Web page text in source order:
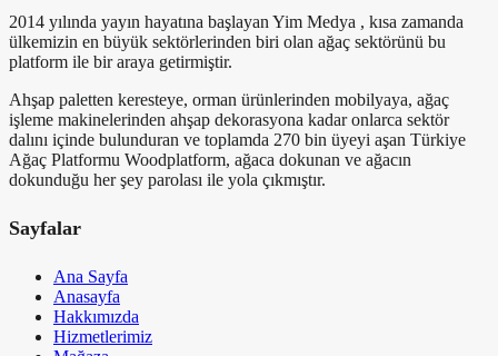
2014 yılında yayın hayatına başlayan Yim Medya , kısa zamanda
ülkemizin en büyük sektörlerinden biri olan ağaç sektörünü bu
platform ile bir araya getirmiştir.
Ahşap paletten keresteye, orman ürünlerinden mobilyaya, ağaç
işleme makinelerinden ahşap dekorasyona kadar onlarca sektör
dalını içinde bulunduran ve toplamda 270 bin üyeyi aşan Türkiye
Ağaç Platformu Woodplatform, ağaca dokunan ve ağacın
dokunduğu her şey parolası ile yola çıkmıştır.
Sayfalar
Ana Sayfa
Anasayfa
Hakkımızda
Hizmetlerimiz